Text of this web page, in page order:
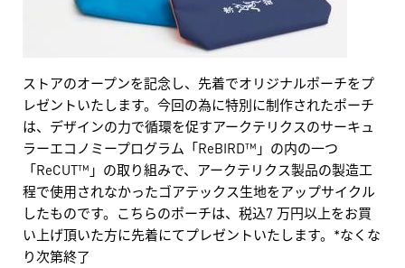
ストアのオープンを記念し、先着でオリジナルポーチをプ
レゼントいたします。今回の為に特別に制作されたポーチ
は、デザインの力で循環を促すアークテリクスのサーキュ
ラーエコノミープログラム「ReBIRD™」の内の一つ
「ReCUT™」の取り組みで、アークテリクス製品の製造工
程で使用されなかったゴアテックス生地をアップサイクル
したものです。こちらのポーチは、税込7 万円以上をお買
い上げ頂いた方に先着にてプレゼントいたします。*なくな
り次第終了